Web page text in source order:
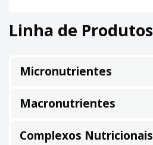
Linha de Produtos
Micronutrientes
Macronutrientes
Complexos Nutricionais